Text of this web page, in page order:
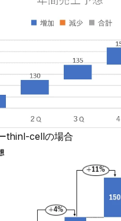
thinl-cellの場合